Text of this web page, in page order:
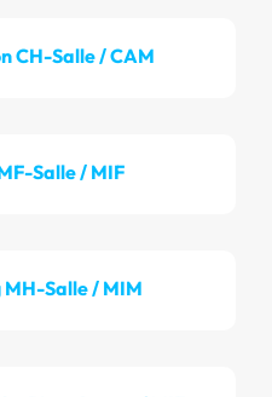
CH-Salle / CAM
Salle / MIF
MH-Salle / MIM